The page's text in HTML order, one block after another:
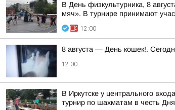
В День физкультурника, 8
мяч». В турнире принимают
12:00
8 августа — День кошек!.
12:00
В Иркутске у центрального
турнир по шахматам в честь